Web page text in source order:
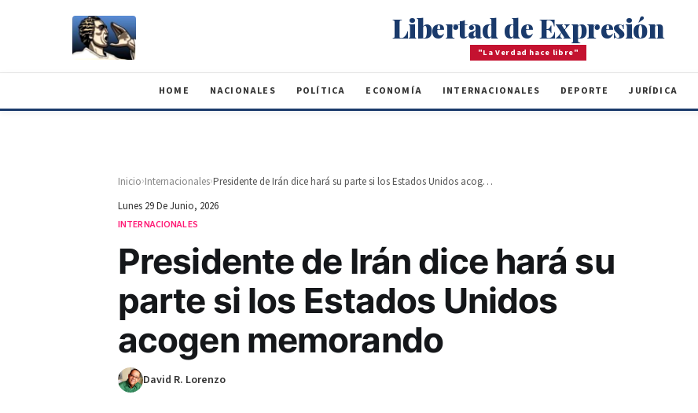
Libertad de Expresión
"La Verdad hace libre"
HOME NACIONALES POLÍTICA ECONOMÍA INTERNACIONALES DEPORTE JURÍDICA
Inicio›Internacionales›
Presidente de Irán dice hará su parte si los Estados Unidos acogen memorando
Lunes 29 De Junio, 2026
INTERNACIONALES
Presidente de Irán dice hará su
parte si los Estados Unidos
acogen memorando
David R. Lorenzo